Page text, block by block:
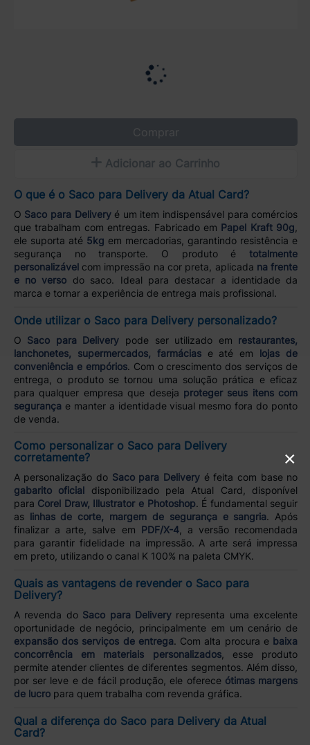
Comprar
Adicionar ao Carrinho
O que é o Saco para Delivery da Atual Card?
O Saco para Deliveryé um item indispensável para comércios
que trabalham com entregas. Fabricado em Papel Kraft 90g
ele suporta até 5kg em mercadorias, garantindo resistência e
segurança no transporte. O produto étotalmente
personalizávelcom impressão na cor preta, aplicada na frente
e no verso do saco. Ideal para destacar a identidade da
marca e tornar a experiência de entrega mais profissional.
Onde utilizar o Saco para Delivery personalizado?
O Saco para Delivery pode ser utilizado em restaurantes,
lanchonetes, supermercados, farmáciase até em lojas de
conveniência e empórios. Com o crescimento dos serviços de
entrega, o produto se tornou uma solução prática e eficaz
para qualquer empresa que deseja proteger seus itens com
segurançae manter a identidade visual mesmo fora do ponto
de venda.
Como personalizar o Saco para Delivery
corretamente?
A personalização do Saco para Delivery é feita com base no
gabarito oficial disponibilizado pela Atual Card, disponível
para Corel Draw, Illustrator e Photoshop. É fundamental seguir
as linhas de corte, margem de segurança e sangria. Após
finalizar a arte, salve em PDF/X-4, a versão recomendada
para garantir fidelidade na impressão. A arte será impressa
em preto, utilizando o canal K 100% na paleta CMYK.
Quais as vantagens de revender o Saco para
Delivery?
A revenda do Saco para Deliveryrepresenta uma excelente
oportunidade de negócio, principalmente em um cenário de
expansão dos serviços de entrega. Com alta procura e baixa
concorrência em materiais personalizados, esse produto
permite atender clientes de diferentes segmentos. Além disso,
por ser leve e de fácil produção, ele oferece ótimas margens
de lucropara quem trabalha com revenda gráfica.
Qual a diferença do Saco para Delivery da Atual
Card?
×